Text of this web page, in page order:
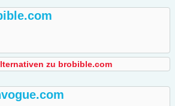
zu brobible.com